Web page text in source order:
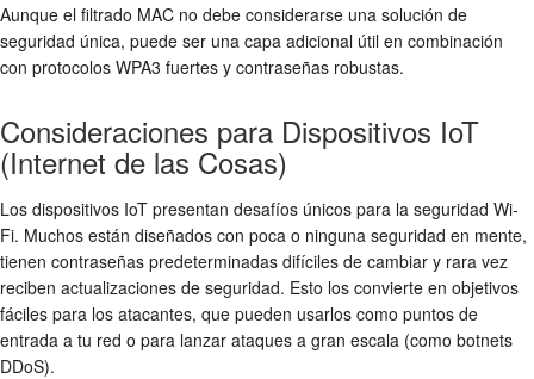
Aunque el filtrado MAC no debe considerarse una solución de
seguridad única, puede ser una capa adicional útil en combinación
con protocolos WPA3 fuertes y contraseñas robustas.
Consideraciones para Dispositivos IoT
(Internet de las Cosas)
Los dispositivos IoT presentan desafíos únicos para la seguridad Wi-
Fi. Muchos están diseñados con poca o ninguna seguridad en mente,
tienen contraseñas predeterminadas difíciles de cambiar y rara vez
reciben actualizaciones de seguridad. Esto los convierte en objetivos
fáciles para los atacantes, que pueden usarlos como puntos de
entrada a tu red o para lanzar ataques a gran escala (como botnets
DDoS).